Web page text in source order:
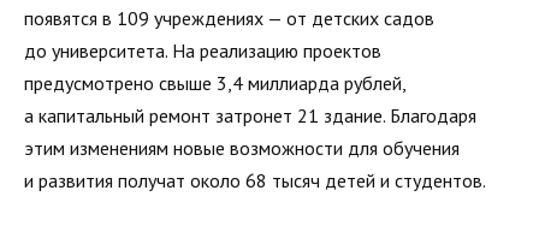
появятся в 109 учреждениях — от детских садов
до университета. На реализацию проектов
предусмотрено свыше 3,4 миллиарда рублей,
а капитальный ремонт затронет 21 здание. Благодаря
этим изменениям новые возможности для обучения
и развития получат около 68 тысяч детей и студентов.